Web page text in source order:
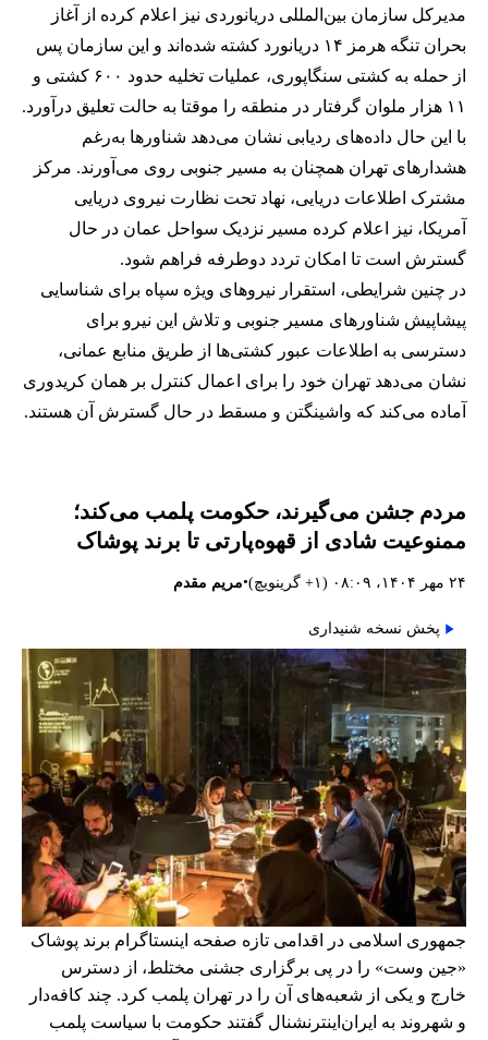
مدیرکل سازمان بین‌المللی دریانوردی نیز اعلام کرده از آغاز
بحران تنگه هرمز ۱۴ دریانورد کشته شده‌اند و این سازمان پس
از حمله به کشتی سنگاپوری، عملیات تخلیه حدود ۶۰۰ کشتی و
۱۱ هزار ملوان گرفتار در منطقه را موقتا به حالت تعلیق درآورد.
با این حال داده‌های ردیابی نشان می‌دهد شناورها به‌رغم
هشدارهای تهران همچنان به مسیر جنوبی روی می‌آورند. مرکز
مشترک اطلاعات دریایی، نهاد تحت نظارت نیروی دریایی
آمریکا، نیز اعلام کرده مسیر نزدیک سواحل عمان در حال
گسترش است تا امکان تردد دوطرفه فراهم شود.
در چنین شرایطی، استقرار نیروهای ویژه سپاه برای شناسایی
پیشاپیش شناورهای مسیر جنوبی و تلاش این نیرو برای
دسترسی به اطلاعات عبور کشتی‌ها از طریق منابع عمانی،
نشان می‌دهد تهران خود را برای اعمال کنترل بر همان کریدوری
آماده می‌کند که واشینگتن و مسقط در حال گسترش آن هستند.
مردم جشن می‌گیرند، حکومت پلمب می‌کند؛
ممنوعیت شادی از قهوه‌پارتی تا برند پوشاک
۲۴ مهر ۱۴۰۴، ۰۸:۰۹ (‎+۱ گرینویچ) •مریم مقدم
پخش نسخه شنیداری
جمهوری اسلامی در اقدامی تازه صفحه اینستاگرام برند پوشاک
«جین وست» را در پی برگزاری جشنی مختلط، از دسترس
خارج و یکی از شعبه‌های آن را در تهران پلمب کرد. چند کافه‌‌دار
و شهروند به ایران‌اینترنشنال گفتند حکومت با سیاست پلمب